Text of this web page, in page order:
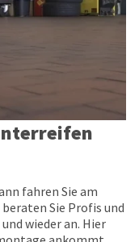
fahren Sie am
Sie Profis und
wieder an. Hier